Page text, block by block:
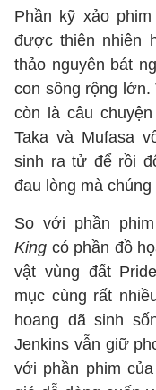
Phần kỹ xảo
được thiên nhiên
thảo nguyên bát
con sông rộng lớn.
còn là câu
Taka và Mufasa
sinh ra tử để rồi
đau lòng mà
So với phần
King có phần đồ
vật vùng đất
mục cùng rất
hoang dã sinh
Jenkins vẫn giữ
với phần phim